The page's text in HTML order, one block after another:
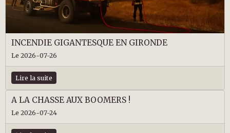
INCENDIE GIGANTESQUE EN GIRONDE
Le 2026-07-26
Lire la suite
A LA CHASSE AUX BOOMERS !
Le 2026-07-24